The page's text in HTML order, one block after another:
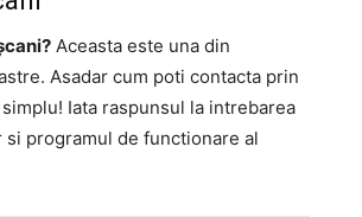
Aceasta este una din
Asadar cum poti contacta prin
Iata raspunsul la intrebarea
programul de functionare al